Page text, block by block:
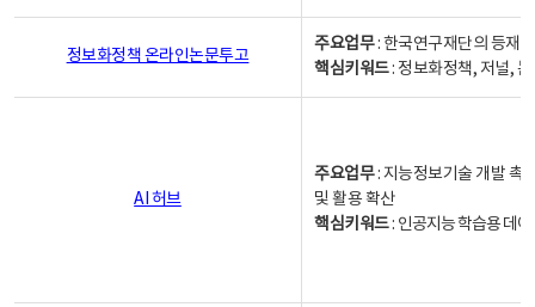
정보화정책 온라인논문투고
주요업무: 한국연구재단의 등재
핵심키워드: 정보화정책, 저널,
AI 허브
주요업무: 지능정보기술 개발 촉
및 활용 확산
핵심키워드: 인공지능 학습용 데